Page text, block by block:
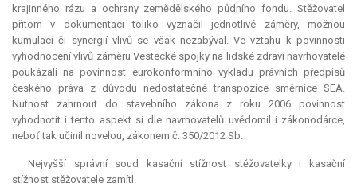
krajinného rázu a ochrany zemědělského půdního fondu. Stěžovatel
přitom v dokumentaci toliko vyznačil jednotlivé záměry, možnou
kumulací či synergií vlivů se však nezabýval. Ve vztahu k povinnosti
vyhodnocení vlivů záměru Vestecké spojky na lidské zdraví navrhovatelé
poukázali na povinnost eurokonformního výkladu právních předpisů
českého práva z důvodu nedostatečné transpozice směrnice SEA.
Nutnost zahrnout do stavebního zákona z roku 2006 povinnost
vyhodnotit i tento aspekt si dle navrhovatelů uvědomil i zákonodárce,
neboť tak učinil novelou, zákonem č. 350/2012 Sb.
Nejvyšší správní soud kasační stížnost stěžovatelky i kasační
stížnost stěžovatele zamítl.